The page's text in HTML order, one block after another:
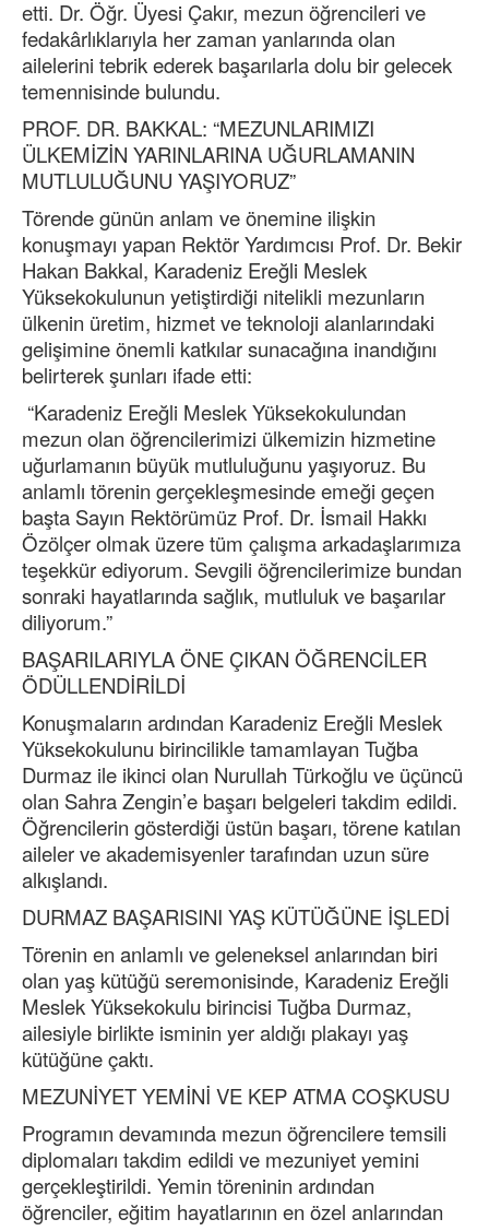
etti. Dr. Öğr. Üyesi Çakır, mezun öğrencileri ve
fedakârlıklarıyla her zaman yanlarında olan
ailelerini tebrik ederek başarılarla dolu bir gelecek
temennisinde bulundu.
PROF. DR. BAKKAL: “MEZUNLARIMIZI
ÜLKEMİZİN YARINLARINA UĞURLAMANIN
MUTLULUĞUNU YAŞIYORUZ”
Törende günün anlam ve önemine ilişkin
konuşmayı yapan Rektör Yardımcısı Prof. Dr. Bekir
Hakan Bakkal, Karadeniz Ereğli Meslek
Yüksekokulunun yetiştirdiği nitelikli mezunların
ülkenin üretim, hizmet ve teknoloji alanlarındaki
gelişimine önemli katkılar sunacağına inandığını
belirterek şunları ifade etti:
“Karadeniz Ereğli Meslek Yüksekokulundan
mezun olan öğrencilerimizi ülkemizin hizmetine
uğurlamanın büyük mutluluğunu yaşıyoruz. Bu
anlamlı törenin gerçekleşmesinde emeği geçen
başta Sayın Rektörümüz Prof. Dr. İsmail Hakkı
Özölçer olmak üzere tüm çalışma arkadaşlarımıza
teşekkür ediyorum. Sevgili öğrencilerimize bundan
sonraki hayatlarında sağlık, mutluluk ve başarılar
diliyorum.”
BAŞARILARIYLA ÖNE ÇIKAN ÖĞRENCİLER
ÖDÜLLENDİRİLDİ
Konuşmaların ardından Karadeniz Ereğli Meslek
Yüksekokulunu birincilikle tamamlayan Tuğba
Durmaz ile ikinci olan Nurullah Türkoğlu ve üçüncü
olan Sahra Zengin’e başarı belgeleri takdim edildi.
Öğrencilerin gösterdiği üstün başarı, törene katılan
aileler ve akademisyenler tarafından uzun süre
alkışlandı.
DURMAZ BAŞARISINI YAŞ KÜTÜĞÜNE İŞLEDİ
Törenin en anlamlı ve geleneksel anlarından biri
olan yaş kütüğü seremonisinde, Karadeniz Ereğli
Meslek Yüksekokulu birincisi Tuğba Durmaz,
ailesiyle birlikte isminin yer aldığı plakayı yaş
kütüğüne çaktı.
MEZUNİYET YEMİNİ VE KEP ATMA COŞKUSU
Programın devamında mezun öğrencilere temsili
diplomaları takdim edildi ve mezuniyet yemini
gerçekleştirildi. Yemin töreninin ardından
öğrenciler, eğitim hayatlarının en özel anlarından